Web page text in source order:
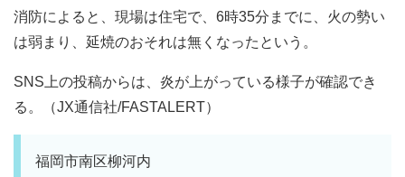
消防によると、現場は住宅で、6時35分までに、火の勢い
は弱まり、延焼のおそれは無くなったという。
SNS上の投稿からは、炎が上がっている様子が確認でき
る。（JX通信社/FASTALERT）
福岡市南区柳河内